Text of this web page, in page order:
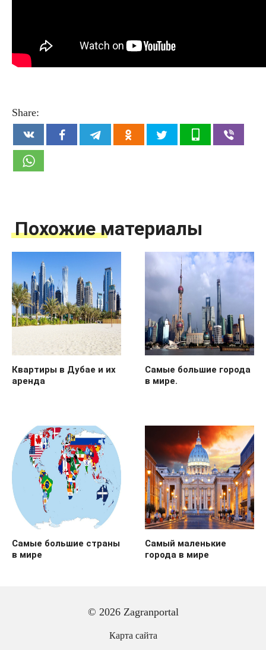
Share:
Похожие материалы
Квартиры в Дубае и их
аренда
Самые большие города
в мире.
Самые большие страны
в мире
Самый маленькие
города в мире
© 2026 Zagranportal
Карта сайта